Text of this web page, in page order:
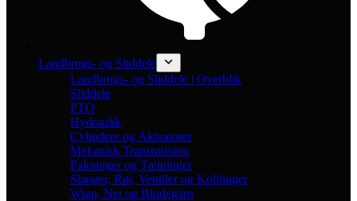
Landbrugs- og Sliddele
Landbrugs- og Sliddele | Overblik
Sliddele
PTO
Hydraulik
Cylindere og Aktuatorer
Mekanisk Transmission
Pakninger og Tætninger
Slanger, Rør, Ventiler og Koblinger
Wrap, Net og Bindegarn